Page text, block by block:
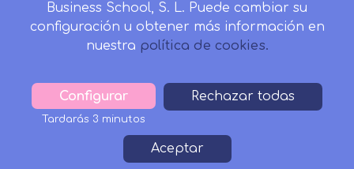
958 050 746
Horario de atención al cliente:
Lunes a viernes: 9.00h a 20.00h.
formacion@inesalud.com
Condiciones de Matriculación
Política de Privacidad
Política de Cookies
Business School, S. L. Puede cambiar su
configuración u obtener más información en
nuestra política de cookies.
Configurar
Tardarás 3 minutos
Rechazar todas
Aceptar
Withdraw
consent